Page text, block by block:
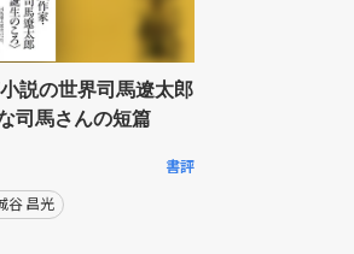
説の世界司馬遼太郎
司馬さんの短篇
書評
谷 昌光